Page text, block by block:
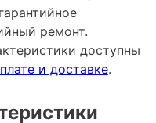
ремонт.
доступны
и доставке.